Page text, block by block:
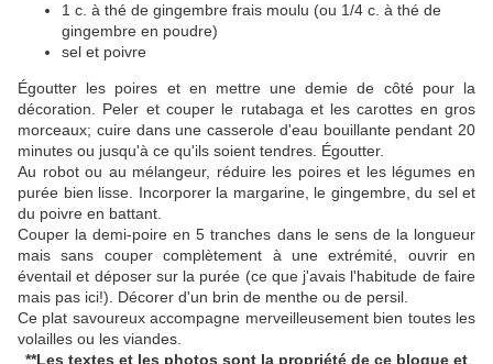
1 c. à thé de gingembre frais moulu (ou 1/4 c. à thé de
gingembre en poudre)
sel et poivre
Égoutter les poires et en mettre une demie de côté pour la
décoration. Peler et couper le rutabaga et les carottes en gros
morceaux; cuire dans une casserole d'eau bouillante pendant 20
minutes ou jusqu'à ce qu'ils soient tendres. Égoutter.
Au robot ou au mélangeur, réduire les poires et les légumes en
purée bien lisse. Incorporer la margarine, le gingembre, du sel et
du poivre en battant.
Couper la demi-poire en 5 tranches dans le sens de la longueur
mais sans couper complètement à une extrémité, ouvrir en
éventail et déposer sur la purée (ce que j'avais l'habitude de faire
mais pas ici!). Décorer d'un brin de menthe ou de persil.
Ce plat savoureux accompagne merveilleusement bien toutes les
volailles ou les viandes.
**Les textes et les photos sont la propriété de ce blogue et